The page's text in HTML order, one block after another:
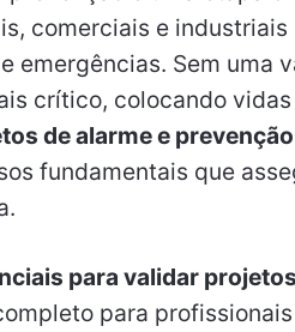
comerciais e
emergências. Sem uma
crítico, colocando
de alarme e prevenção
fundamentais que
para validar
para